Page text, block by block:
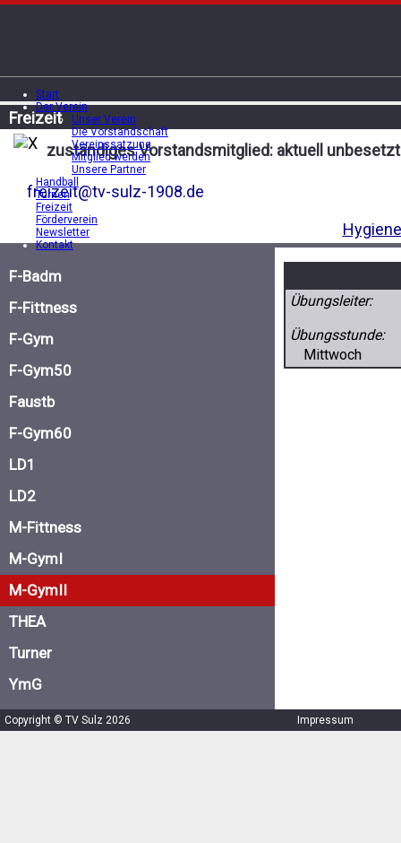
Start
Der Verein
Unser Verein
Die Vorstandschaft
Vereinssatzung
Mitglied werden
Unsere Partner
Handball
Turnen
Freizeit
Förderverein
Newsletter
Kontakt
Freizeit
zuständiges Vorstandsmitglied: aktuell unbesetzt
freizeit@tv-sulz-1908.de
F-Badm
F-Fittness
F-Gym
F-Gym50
Faustb
F-Gym60
LD1
LD2
M-Fittness
M-GymI
M-GymII
THEA
Turner
YmG
Übungsleiter:
Übungsstunde:
Mittwoch
Copyright © TV Sulz 2026 Impressum